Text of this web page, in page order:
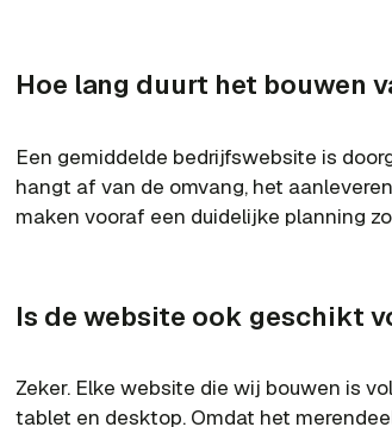
Hoe lang duurt het bouwen
Een gemiddelde bedrijfswebsite is
hangt af van de omvang, het
maken vooraf een duidelijke planning
Is de website ook geschikt
Zeker. Elke website die wij bouwen is
tablet en desktop. Omdat het